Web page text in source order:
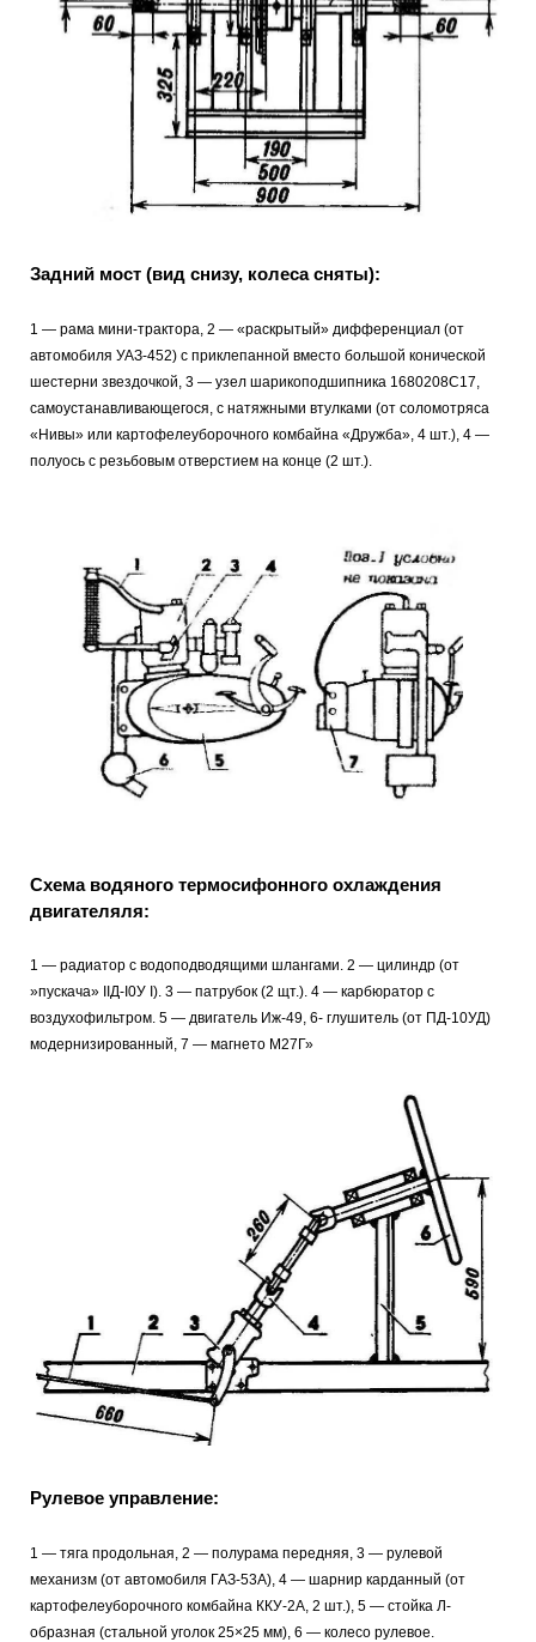
Задний мост (вид снизу, колеса сняты):
1 — рама мини-трактора, 2 — «раскрытый» дифференциал (от
автомобиля УАЗ-452) с приклепанной вместо большой конической
шестерни звездочкой, 3 — узел шарикоподшипника 1680208С17,
самоустанавливающегося, с натяжными втулками (от соломотряса
«Нивы» или картофелеуборочного комбайна «Дружба», 4 шт.), 4 —
полуось с резьбовым отверстием на конце (2 шт.).
Схема водяного термосифонного охлаждения
двигателяля:
1 — радиатор с водоподводящими шлангами. 2 — цилиндр (от
»пускача» ІІД-І0У І). 3 — патрубок (2 щт.). 4 — карбюратор с
воздухофильтром. 5 — двигатель Иж-49, 6- глушитель (от ПД-10УД)
модернизированный, 7 — магнето M27Г»
Рулевое управление:
1 — тяга продольная, 2 — полурама передняя, 3 — рулевой
механизм (от автомобиля ГАЗ-53А), 4 — шарнир карданный (от
картофелеуборочного комбайна ККУ-2А, 2 шт.), 5 — стойка Л-
образная (стальной уголок 25×25 мм), 6 — колесо рулевое.